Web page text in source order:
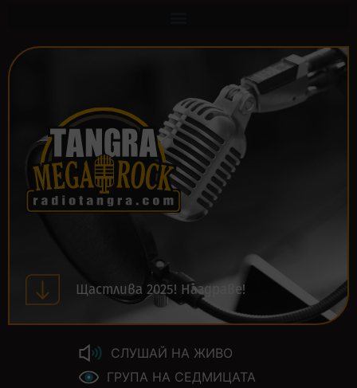
Щастлива 2025! Наздраве!
СЛУШАЙ НА ЖИВО
ГРУПА НА СЕДМИЦАТА